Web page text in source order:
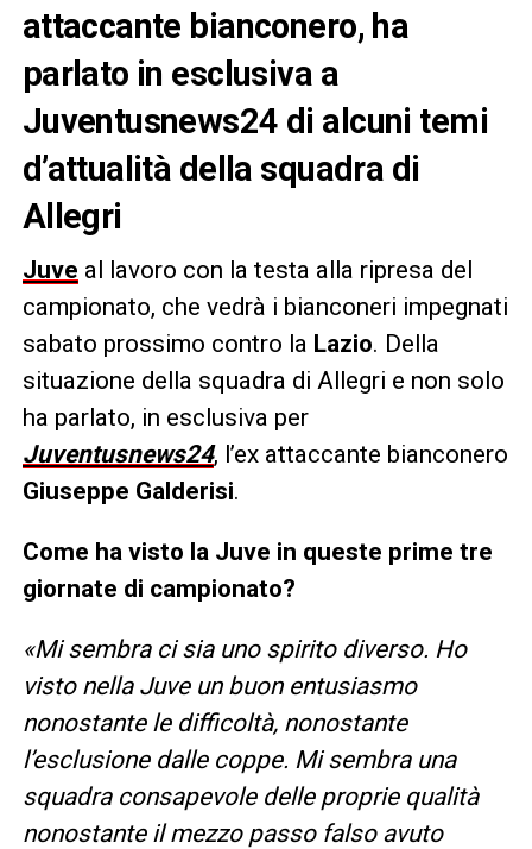
attaccante bianconero, ha
parlato in esclusiva a
Juventusnews24 di alcuni temi
d’attualità della squadra di
Allegri
Juve al lavoro con la testa alla ripresa del
campionato, che vedrà i bianconeri impegnati
sabato prossimo contro la Lazio. Della
situazione della squadra di Allegri e non solo
ha parlato, in esclusiva per
Juventusnews24, l’ex attaccante bianconero
Giuseppe Galderisi.
Come ha visto la Juve in queste prime tre
giornate di campionato?
«Mi sembra ci sia uno spirito diverso. Ho
visto nella Juve un buon entusiasmo
nonostante le difficoltà, nonostante
l’esclusione dalle coppe. Mi sembra una
squadra consapevole delle proprie qualità
nonostante il mezzo passo falso avuto